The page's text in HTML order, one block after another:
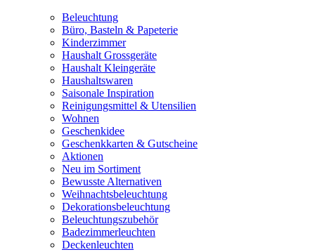
Beleuchtung
Büro, Basteln & Papeterie
Kinderzimmer
Haushalt Grossgeräte
Haushalt Kleingeräte
Haushaltswaren
Saisonale Inspiration
Reinigungsmittel & Utensilien
Wohnen
Geschenkidee
Geschenkkarten & Gutscheine
Aktionen
Neu im Sortiment
Bewusste Alternativen
Weihnachtsbeleuchtung
Dekorationsbeleuchtung
Beleuchtungszubehör
Badezimmerleuchten
Deckenleuchten